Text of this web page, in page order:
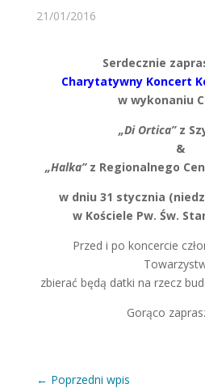
21/01/2016
Serdecznie
Charytatywny Koncert
w wykonaniu
„Di Ortica”z
&
„Halka” z Regionalnego
w dniu 31 stycznia
w Kościele Pw. Św.
Przed i po koncercie
zbierać będą datki na rzecz
Gorąco
← Poprzedni wpis